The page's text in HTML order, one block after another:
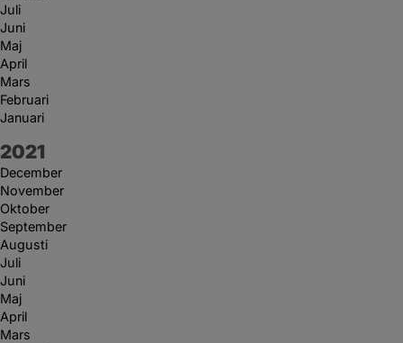
Juli
Juni
Maj
April
Mars
Februari
Januari
År:
2021
December
November
Oktober
September
Augusti
Juli
Juni
Maj
April
Mars